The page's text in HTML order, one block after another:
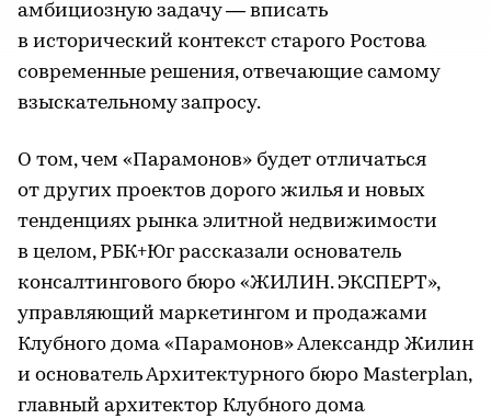
амбициозную задачу — вписать
в исторический контекст старого Ростова
современные решения, отвечающие самому
взыскательному запросу.
О том, чем «Парамонов» будет отличаться
от других проектов дорого жилья и новых
тенденциях рынка элитной недвижимости
в целом, РБК+Юг рассказали основатель
консалтингового бюро «ЖИЛИН. ЭКСПЕРТ»,
управляющий маркетингом и продажами
Клубного дома «Парамонов» Александр Жилин
и основатель Архитектурного бюро Masterplan,
главный архитектор Клубного дома